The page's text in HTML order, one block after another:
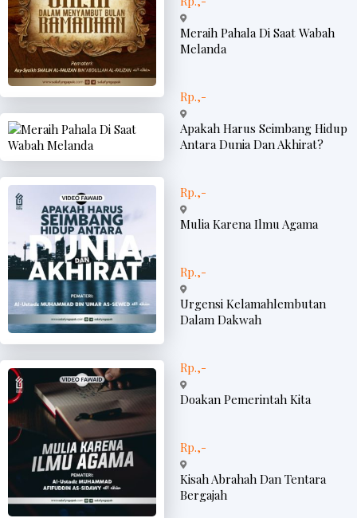
Meraih Pahala Di Saat Wabah
Melanda
Rp.,-
Apakah Harus Seimbang Hidup
Antara Dunia Dan Akhirat?
Rp.,-
Mulia Karena Ilmu Agama
Rp.,-
Urgensi Kelamahlembutan
Dalam Dakwah
Rp.,-
Doakan Pemerintah Kita
Rp.,-
Kisah Abrahah Dan Tentara
Bergajah